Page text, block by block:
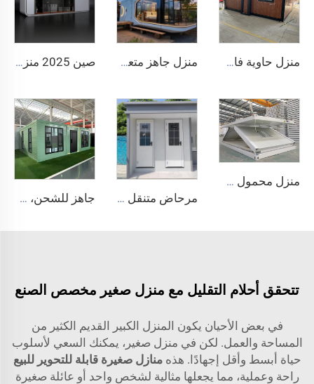
منزل حاوية فاخر جاهز بطول 40 قدمًا مع 4 غرف نوم وحمام ومطبخ جاهز للسكن منزل جاهز متعدد الوظائف قابل للفصل من الحاويات، منزل كبسولة آبل، مكتب فندق، منزل كابينة صغير صين 2025 منزل كبسولة محمول صغير مع مطبخ وحمام مسبق الصنع لمجالات الفنادق والنُزُل
منزل محمول خفيف الوزن ومسبق الصنع وقابل للطي سريعًا وموحد الحجم 20 قدم و40 قدم، منزل صغير قابل للطي وتنقله
مرحاض متنقل عام محمول مخصص للاستخدام الخارجي للتخييم بسعر حاويات المنازل المراحيض المتنقلة
جاهز للشحن، فيلا فاخرة من الفولاذ الخفيف بطول 40 قدمًا و20 قدمًا، حمام كامل، منزل حاوية قابل للتوسيع، سعر منزل جاهز
تتحقق أحلام التقليل مع منزل صغير مخصص الصنع
في بعض الأحيان يكون المنزل الكبير القديم الكثير من
المساحة والعمل. لكن في منزل صغير، يمكنك السعي لأسلوب
حياة أبسط وأقل إجهادًا. هذهمنازل صغيرة قابلة للتحوير للبيع
راحة وعملية، مما يجعلها مثالية لشخص واحد أو عائلة صغيرة